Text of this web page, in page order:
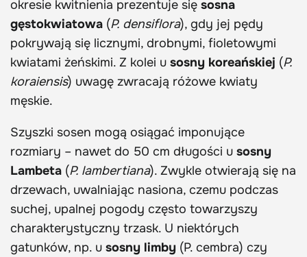
okresie kwitnienia prezentuje się sosna
gęstokwiatowa (P. densiflora), gdy jej pędy
pokrywają się licznymi, drobnymi, fioletowymi
kwiatami żeńskimi. Z kolei u sosny koreańskiej (P.
koraiensis) uwagę zwracają różowe kwiaty
męskie.
Szyszki sosen mogą osiągać imponujące
rozmiary – nawet do 50 cm długości u sosny
Lambeta (P. lambertiana). Zwykle otwierają się na
drzewach, uwalniając nasiona, czemu podczas
suchej, upalnej pogody często towarzyszy
charakterystyczny trzask. U niektórych
gatunków, np. u sosny limby (P. cembra) czy